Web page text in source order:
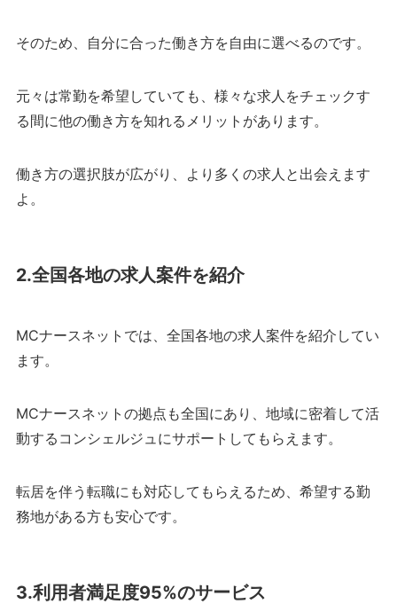
そのため、自分に合った働き方を自由に選べるのです。
元々は常勤を希望していても、様々な求人をチェックす
る間に他の働き方を知れるメリットがあります。
働き方の選択肢が広がり、より多くの求人と出会えます
よ。
2.全国各地の求人案件を紹介
MCナースネットでは、全国各地の求人案件を紹介してい
ます。
MCナースネットの拠点も全国にあり、地域に密着して活
動するコンシェルジュにサポートしてもらえます。
転居を伴う転職にも対応してもらえるため、希望する勤
務地がある方も安心です。
3.利用者満足度95%のサービス